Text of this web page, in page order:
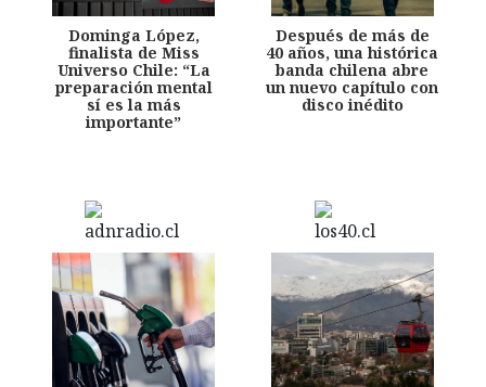
Dominga López,
finalista de Miss
Universo Chile: “La
preparación mental
sí es la más
importante”
Después de más de
40 años, una histórica
banda chilena abre
un nuevo capítulo con
disco inédito